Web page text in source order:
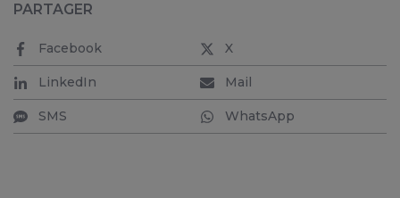
PARTAGER
Facebook X
LinkedIn Mail
SMS WhatsApp